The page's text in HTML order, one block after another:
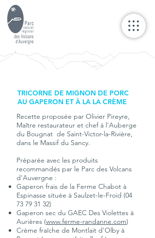
TRICORNE DE MIGNON DE PORC
AU GAPERON ET À LA LA CRÈME
Recette proposée par Olivier Pireyre,
Maître restaurateur et chef à l'Auberge
du Bougnat de Saint-Victor-la-Rivière,
dans le Massif du Sancy.
Préparée avec les produits
recommandés par le Parc des Volcans
d'Auvergne :
Gaperon frais de la Ferme Chabot à
Espinasse située à Saulzet-le-Froid (04
73 79 31 32)
Gaperon sec du GAEC Des Violettes à
Aurières (www.ferme-randanne.com)
Crème fraîche de Montlait d'Olby à